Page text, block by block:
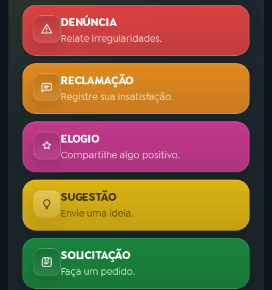
DENÚNCIA
Relate irregularidades.
RECLAMAÇÃO
Registre sua insatisfação.
ELOGIO
Compartilhe algo positivo.
SUGESTÃO
Envie uma ideia.
SOLICITAÇÃO
Faça um pedido.